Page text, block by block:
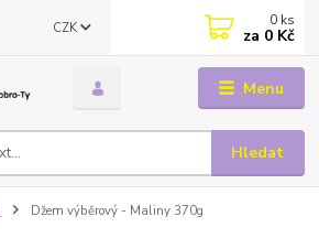
Menu
CZK
Hledat
0 ks
za 0 Kč
Džem výběrový - Maliny 370g